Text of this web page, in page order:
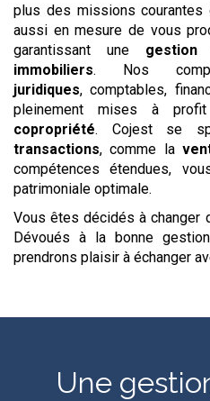
plus des missions
aussi en mesure de vous
garantissant une gestion
immobiliers. Nos
juridiques, comptables,
pleinement mises à
copropriété. Cojest se
transactions, comme la
compétences étendues,
patrimoniale optimale.
Vous êtes décidés à changer
Dévoués à la bonne
prendrons plaisir à échanger
Une